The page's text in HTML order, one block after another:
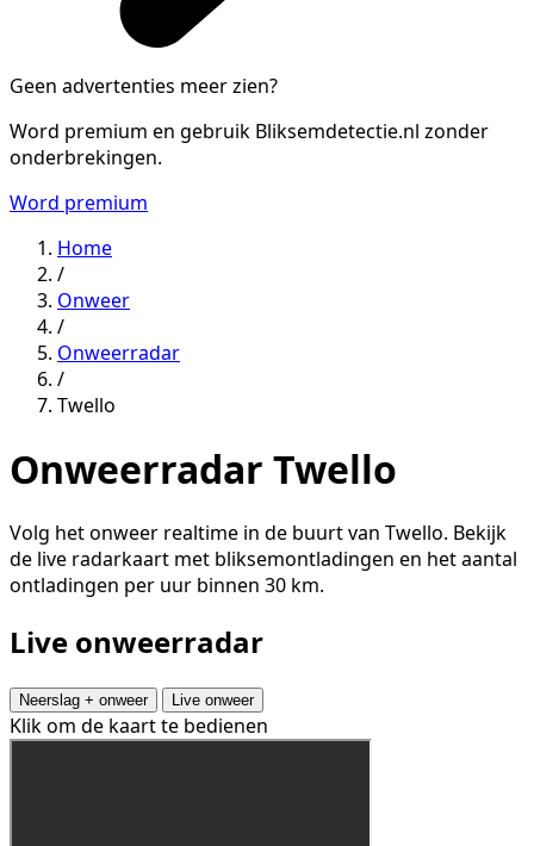
Geen advertenties meer zien?
Word premium en gebruik Bliksemdetectie.nl zonder
onderbrekingen.
Word premium
Home
/
Onweer
/
Onweerradar
/
Twello
Onweerradar Twello
Volg het onweer realtime in de buurt van Twello. Bekijk
de live radarkaart met bliksemontladingen en het aantal
ontladingen per uur binnen 30 km.
Live onweerradar
Neerslag + onweer Live onweer
Klik om de kaart te bedienen